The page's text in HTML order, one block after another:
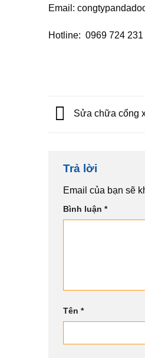
Email:
Hotline: 0969 724 231
Sửa chữa cổng
Trả lời
Email của bạn sẽ
Bình luận *
Tên *